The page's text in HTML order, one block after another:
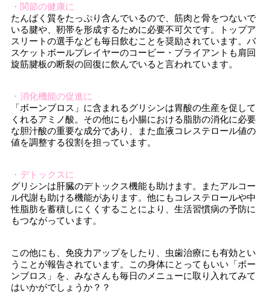
・関節の健康に
たんぱく質をたっぷり含んでいるので、筋肉と骨をつないで
いる腱や、靭帯を形成するために必要不可欠です。トップア
スリートの選手なども毎日飲むことを奨励されています。バ
スケットボールプレイヤーのコービー・ブライアントも肩回
旋筋腱板の断裂の回復に飲んでいると言われています。
・消化機能の促進に
「ボーンブロス」に含まれるグリシンは胃酸の生産を促して
くれるアミノ酸。その他にも小腸における脂肪の消化に必要
な胆汁酸の重要な成分であり、また血液コレステロール値の
値を調整する役割を担っています。
・デトックスに
グリシンは肝臓のデトックス機能も助けます。またアルコー
ル代謝も助ける機能があります。他にもコレステロールや中
性脂肪を蓄積しにくくすることにより、生活習慣病の予防に
もつながっています。
この他にも、免疫力アップをしたり、虫歯治療にも有効とい
うことが報告されています。この身体にとってもいい「ボー
ンブロス」を、みなさんも毎日のメニューに取り入れてみて
はいかがでしょうか？？